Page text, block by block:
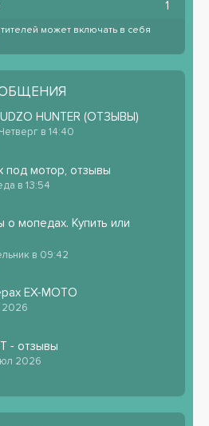
1
может включать в себя
HUNTER (ОТЗЫВЫ)
Четверг в 14:40
мотор, отзывы
в 13:54
о мопедах. Купить или
в 09:42
EX-MOTO
2026
- отзывы
2026